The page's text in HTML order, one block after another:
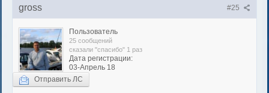
#25
gross
Пользователь
25 сообщений
сказали "спасибо" 1 раз
Дата регистрации:
03-Апрель 18
Отправить ЛС